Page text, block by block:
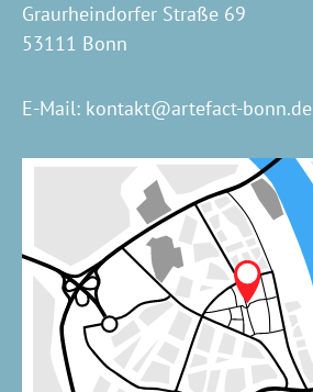
Graurheindorfer Straße 69
53111 Bonn
E-Mail: kontakt@artefact-bonn.de